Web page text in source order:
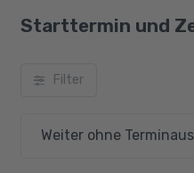
Starttermin und
Filter
Weiter ohne